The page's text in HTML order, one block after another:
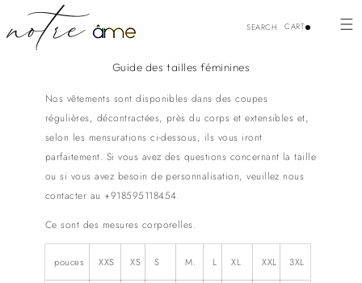
passer
au
contenu
SEARCH CART
Guide des tailles féminines
Nos vêtements sont disponibles dans des coupes
régulières, décontractées, près du corps et extensibles et,
selon les mensurations ci-dessous, ils vous iront
parfaitement. Si vous avez des questions concernant la taille
ou si vous avez besoin de personnalisation, veuillez nous
contacter au +918595118454.
Ce sont des mesures corporelles.
pouces XXS XS S M. L XL XXL 3XL